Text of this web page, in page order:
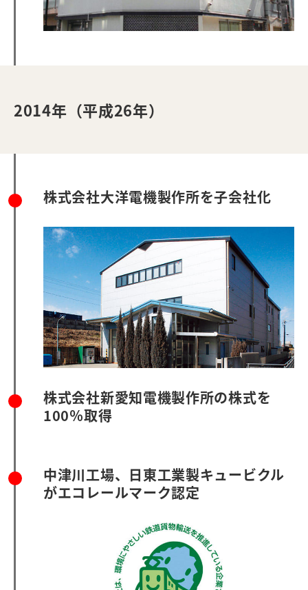
2014年（平成26年）
株式会社大洋電機製作所を子会社化
株式会社新愛知電機製作所の株式を
100％取得
中津川工場、日東工業製キュービクル
がエコレールマーク認定